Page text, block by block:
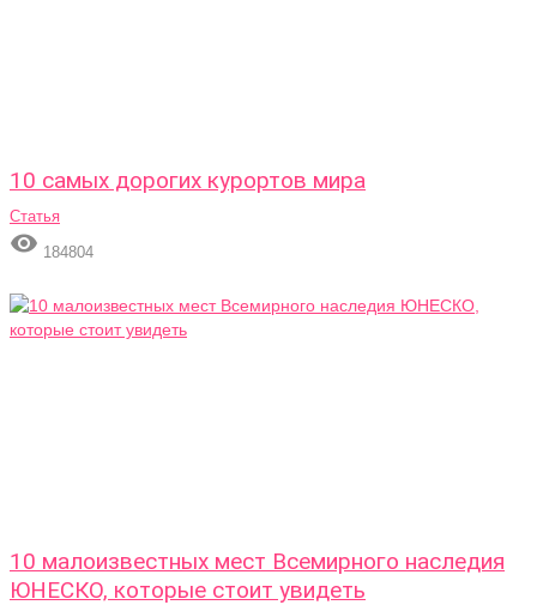
10 самых дорогих курортов мира
Статья
 184804
10 малоизвестных мест Всемирного наследия
ЮНЕСКО, которые стоит увидеть